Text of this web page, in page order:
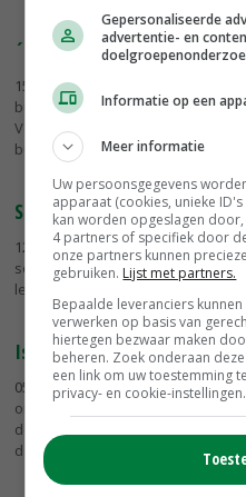
´Moestuin maakt buurt
15-06-2015
- Stadslandbouw
buurt gezelliger te maken, maar
Veen leidt dit lang niet altijd tot
buurtbewoners....
Stadslandbouw geen
12-06-2015 - Stadslandbouw wordt
sociale cohesie in de buurt te
leidt die aanpak lang niet altijd tot
Isabelle Diks leidt
05-06-2015- Stadslandbouw in
ontgroeid en in een nieuwe fase
de Dag van de Stadslandbouw
deelnemers...
Gepersonaliseerde
advertentie- en
Informatie op een
Meer informatie
Uw persoonsgegevens
apparaat (cookies, unieke
kan worden opgeslagen
4 partners of specifiek door
onze partners kunnen
gebruiken. Lijst met partners.
Bepaalde leveranciers
verwerken op basis van
hiertegen bezwaar maken
beheren. Zoek onderaan
een link om uw toestemming
privacy- en cookie-instellingen.